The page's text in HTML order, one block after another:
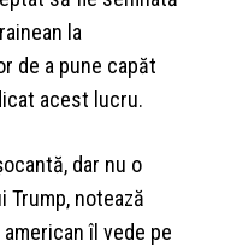
la
de a pune capăt
acest lucru.
dar nu o
Trump, notează
îl vede pe